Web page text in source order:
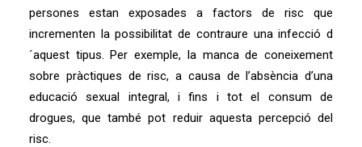
persones estan exposades a factors de risc que
incrementen la possibilitat de contraure una infecció d
´aquest tipus. Per exemple, la manca de coneixement
sobre pràctiques de risc, a causa de l’absència d’una
educació sexual integral, i fins i tot el consum de
drogues, que també pot reduir aquesta percepció del
risc.